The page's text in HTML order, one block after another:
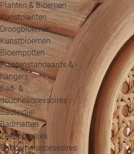
Planten & Bloemen
Kunstplanten
Droogbloemen
Kunstbloemen
Bloempotten
Plantenstandaards & -
hangers
Bad- &
doucheaccessoires
Badtextiel
Badmatten
Zeeppompjes
Badkameraccessoires